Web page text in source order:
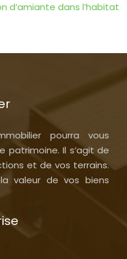
d’amiante dans l’habitat
pourra vous
patrimoine. Il s’agit de
et de vos terrains.
valeur de vos biens